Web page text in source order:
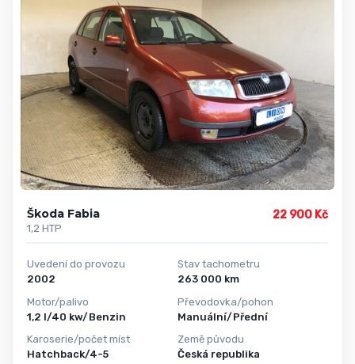
Škoda Fabia
1,2 HTP
22 900 Kč
Uvedení do provozu
2002
Motor/palivo
1,2 l/40 kw/Benzin
Karoserie/počet míst
Hatchback/4-5
Stav tachometru
263 000 km
Převodovka/pohon
Manuální/Přední
Země původu
Česká republika